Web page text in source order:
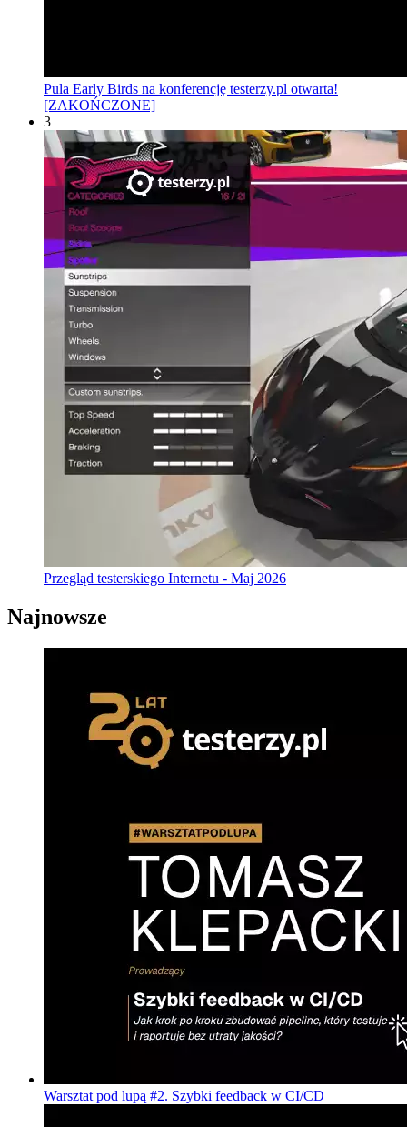
Pula Early Birds na konferencję testerzy.pl otwarta!
[ZAKOŃCZONE]
3
Przegląd testerskiego Internetu - Maj 2026
Najnowsze
Warsztat pod lupą #2. Szybki feedback w CI/CD